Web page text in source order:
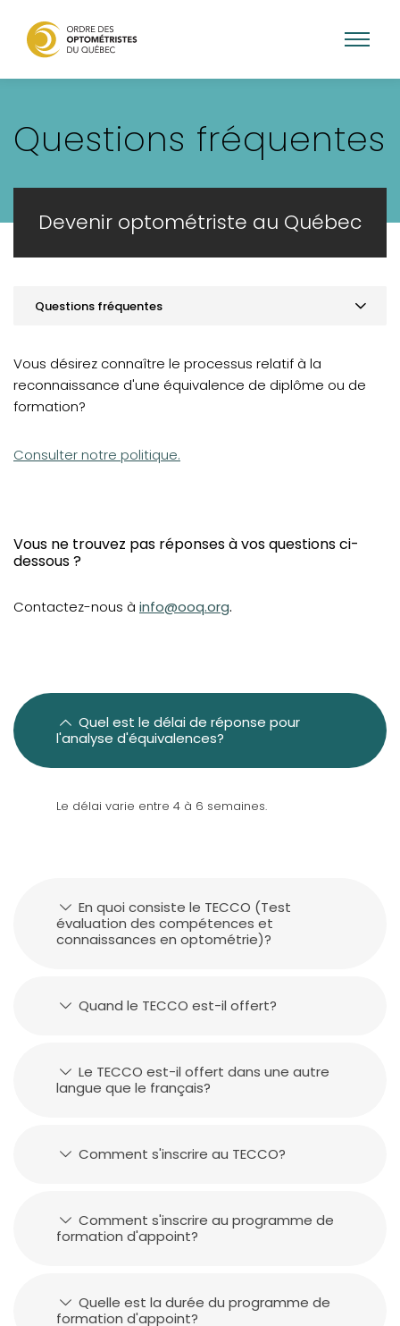
contenu
principal
Questions fréquentes
Devenir optométriste au Québec
Questions fréquentes
Diplômés du Québec
Diplômés et optométristes hors du Québec
Québec) et des États-Unis
Exigences linguistiques
Vous désirez connaître le processus relatif à la
reconnaissance d'une équivalence de diplôme ou de
formation?
(opens in a new tab)
Consulter notre politique.
Vous ne trouvez pas réponses à vos questions ci-
dessous ?
Contactez-nous à info@ooq.org.
Quel est le délai de réponse pour
l'analyse d'équivalences?
Le délai varie entre 4 à 6 semaines.
En quoi consiste le TECCO (Test
évaluation des compétences et
connaissances en optométrie)?
Quand le TECCO est-il offert?
Le TECCO est-il offert dans une autre
langue que le français?
Comment s'inscrire au TECCO?
Comment s'inscrire au programme de
formation d'appoint?
Quelle est la durée du programme de
formation d'appoint?